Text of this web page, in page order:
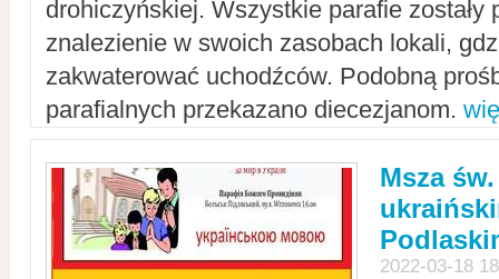
drohiczyńskiej. Wszystkie parafie zostały
znalezienie w swoich zasobach lokali,
zakwaterować uchodźców. Podobną
parafialnych przekazano diecezjanom.
Msza
2022-03-18